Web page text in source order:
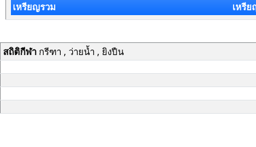
เหรียญรวม เหรี
สถิติกีฬากรีฑา , ว่ายน้ำ , ยิงปืน